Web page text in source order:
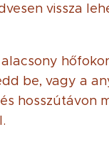
vissza
be, vagy a
hosszútávon